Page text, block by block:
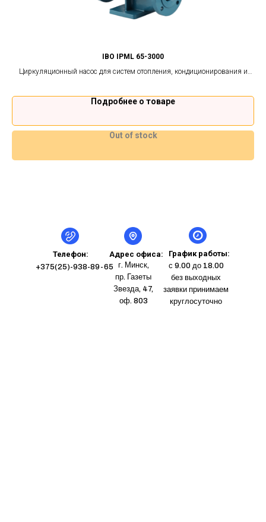
IBO IPML 65-3000
Циркуляционный насос для систем отопления, кондиционирования и
Подробнее о товаре
Out of stock
Адрес офиса:
г. Минск,
пр. Газеты
Звезда, 47,
оф. 803
Телефон: График работы:
+375(25)-938-89-65
с 9.00 до 18.00
без выходных
заявки принимаем
круглосуточно